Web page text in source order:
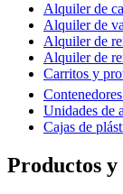
Alquiler de
Alquiler de
Alquiler de
Alquiler de
Carritos y
Unidades de
Cajas de
Productos y